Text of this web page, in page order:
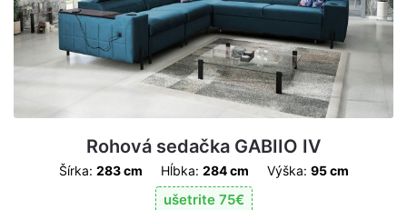
Rohová sedačka GABIIO IV
Šírka: 283 cm Hĺbka: 284 cm Výška: 95 cm
ušetrite 75€